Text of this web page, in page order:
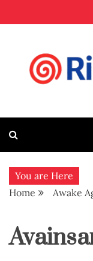
to
You are Here
Home
Awake